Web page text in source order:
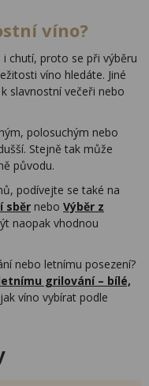
víno?
i chutí, proto se při výběru
víno hledáte. Jiné
slavnostní večeři nebo
polosuchým nebo
Stejně tak může
původu.
podívejte se také na
sběr nebo Výběr z
naopak vhodnou
nebo letnímu posezení?
grilování – bílé,
víno vybírat podle